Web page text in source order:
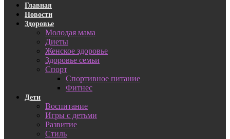
Главная
Новости
Здоровье
Молодая мама
Диеты
Женское здоровье
Здоровье семьи
Спорт
Спортивное питание
Фитнес
Дети
Воспитание
Игры с детьми
Развитие
Стиль